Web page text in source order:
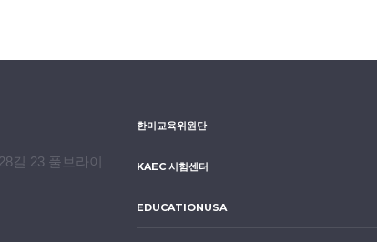
길 23 풀브라이
한미교육위원단
KAEC 시험센터
EDUCATIONUSA